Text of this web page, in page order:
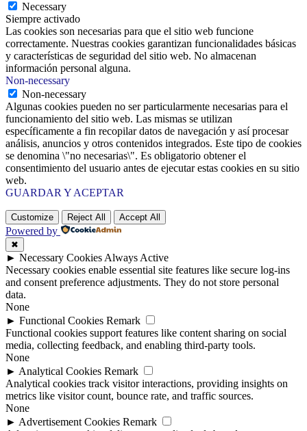
Necessary
Siempre activado
Las cookies son necesarias para que el sitio web funcione
correctamente. Nuestras cookies garantizan funcionalidades básicas
y características de seguridad del sitio web. No almacenan
información personal alguna.
Non-necessary
Non-necessary
Algunas cookies pueden no ser particularmente necesarias para el
funcionamiento del sitio web. Las mismas se utilizan
específicamente a fin recopilar datos de navegación y así procesar
análisis, anuncios y otros contenidos integrados. Este tipo de cookies
se denomina \"no necesarias\". Es obligatorio obtener el
consentimiento del usuario antes de ejecutar estas cookies en su sitio
web.
GUARDAR Y ACEPTAR
Customize Reject All Accept All
Powered by
✖
► Necessary Cookies Always Active
Necessary cookies enable essential site features like secure log-ins
and consent preference adjustments. They do not store personal
data.
None
► Functional Cookies Remark
Functional cookies support features like content sharing on social
media, collecting feedback, and enabling third-party tools.
None
► Analytical Cookies Remark
Analytical cookies track visitor interactions, providing insights on
metrics like visitor count, bounce rate, and traffic sources.
None
► Advertisement Cookies Remark